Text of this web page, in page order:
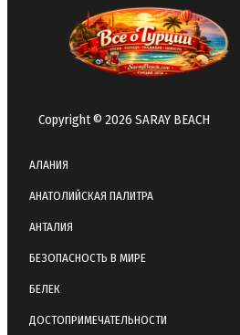
Copyright © 2026 SARAY BEACH
АЛАНИЯ
АНАТОЛИЙСКАЯ ПАЛИТРА
АНТАЛИЯ
БЕЗОПАСНОСТЬ В МИРЕ
БЕЛЕК
ДОСТОПРИМЕЧАТЕЛЬНОСТИ